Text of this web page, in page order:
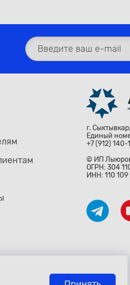
г.
Единый
+7 (912)
© ИП
ОГРН: 304
ИНН: 110 109
и международными законами и
Гражданского Кодекса